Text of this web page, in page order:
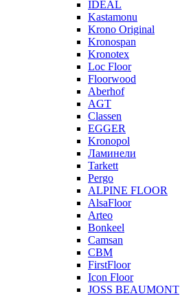
IDEAL
Kastamonu
Krono Original
Kronospan
Kronotex
Loc Floor
Floorwood
Aberhof
AGT
Classen
EGGER
Kronopol
Ламинели
Tarkett
Pergo
ALPINE FLOOR
AlsaFloor
Arteo
Bonkeel
Camsan
CBM
FirstFloor
Icon Floor
JOSS BEAUMONT